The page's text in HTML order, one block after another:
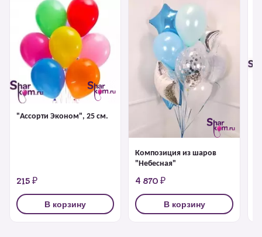
"Ассорти Эконом", 25 см.
215 ₽
В корзину
Композиция из шаров
"Небесная"
4 870 ₽
В корзину